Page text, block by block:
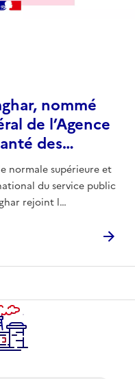
nommé
de l’Agence
des…
normale supérieure et
du service public
rejoint l…